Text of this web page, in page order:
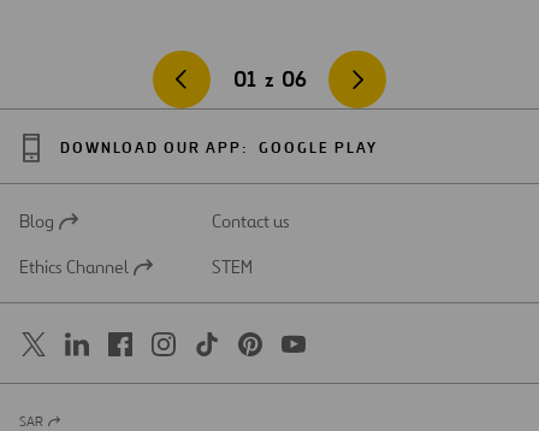
01 z 06
DOWNLOAD OUR APP: GOOGLE PLAY
Open
a
Blog Contact us
Open
in
new
tab
Ethics Channel STEM
Open
SAR